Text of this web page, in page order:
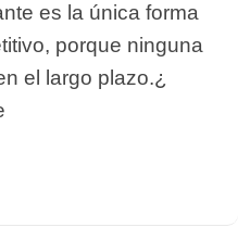
es la única forma
porque ninguna
el largo plazo.¿